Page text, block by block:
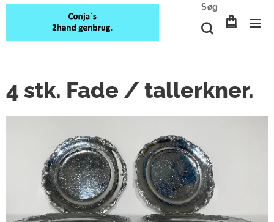
Søg
4 stk. Fade / tallerkner.